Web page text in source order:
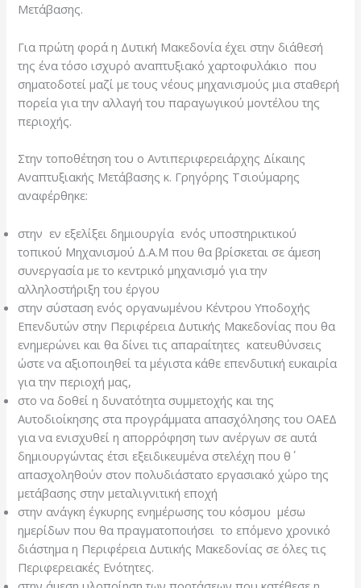
Μετάβασης.
Για πρώτη φορά η Δυτική Μακεδονία έχει στην διάθεσή
της ένα τόσο ισχυρό αναπτυξιακό χαρτοφυλάκιο που
σηματοδοτεί μαζί με τους νέους μηχανισμούς μια σταθερή
πορεία για την αλλαγή του παραγωγικού μοντέλου της
περιοχής.
Στην τοποθέτηση του ο Αντιπεριφερειάρχης Δίκαιης
Αναπτυξιακής Μετάβασης κ. Γρηγόρης Τσιούμαρης
αναφέρθηκε:
στην εν εξελίξει δημιουργία ενός υποστηρικτικού
τοπικού Μηχανισμού Δ.Α.Μ που θα βρίσκεται σε άμεση
συνεργασία με το κεντρικό μηχανισμό για την
αλληλοστήριξη του έργου
στην σύσταση ενός οργανωμένου Κέντρου Υποδοχής
Επενδυτών στην Περιφέρεια Δυτικής Μακεδονίας που θα
ενημερώνει και θα δίνει τις απαραίτητες κατευθύνσεις
ώστε να αξιοποιηθεί τα μέγιστα κάθε επενδυτική ευκαιρία
για την περιοχή μας,
στο να δοθεί η δυνατότητα συμμετοχής και της
Αυτοδιοίκησης στα προγράμματα απασχόλησης του ΟΑΕΔ
για να ενισχυθεί η απορρόφηση των ανέργων σε αυτά
δημιουργώντας έτσι εξειδικευμένα στελέχη που θ΄
απασχοληθούν στον πολυδιάστατο εργασιακό χώρο της
μετάβασης στην μεταλιγνιτική εποχή
στην ανάγκη έγκυρης ενημέρωσης του κόσμου μέσω
ημερίδων που θα πραγματοποιήσει το επόμενο χρονικό
διάστημα η Περιφέρεια Δυτικής Μακεδονίας σε όλες τις
Περιφερειακές Ενότητες.